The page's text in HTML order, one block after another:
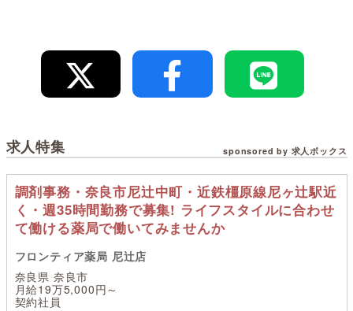
求人特集 sponsored by 求人ボックス
調剤事務・奈良市尼辻中町・近鉄橿原線尼ヶ辻駅近
く・週35時間勤務で募集! ライフスタイルに合わせ
て働ける薬局で働いてみませんか
フロンティア薬局 尼辻店
奈良県 奈良市
月給19万5,000円～
契約社員